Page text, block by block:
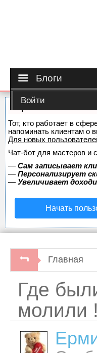
Блоги
Войти
Тот, кто работает в
напоминать клиентам о
Для новых
Чат-бот для мастеров и
— Сам записывает
— Персонализирует
— Увеличивает
Начать
Главная
Где
молили